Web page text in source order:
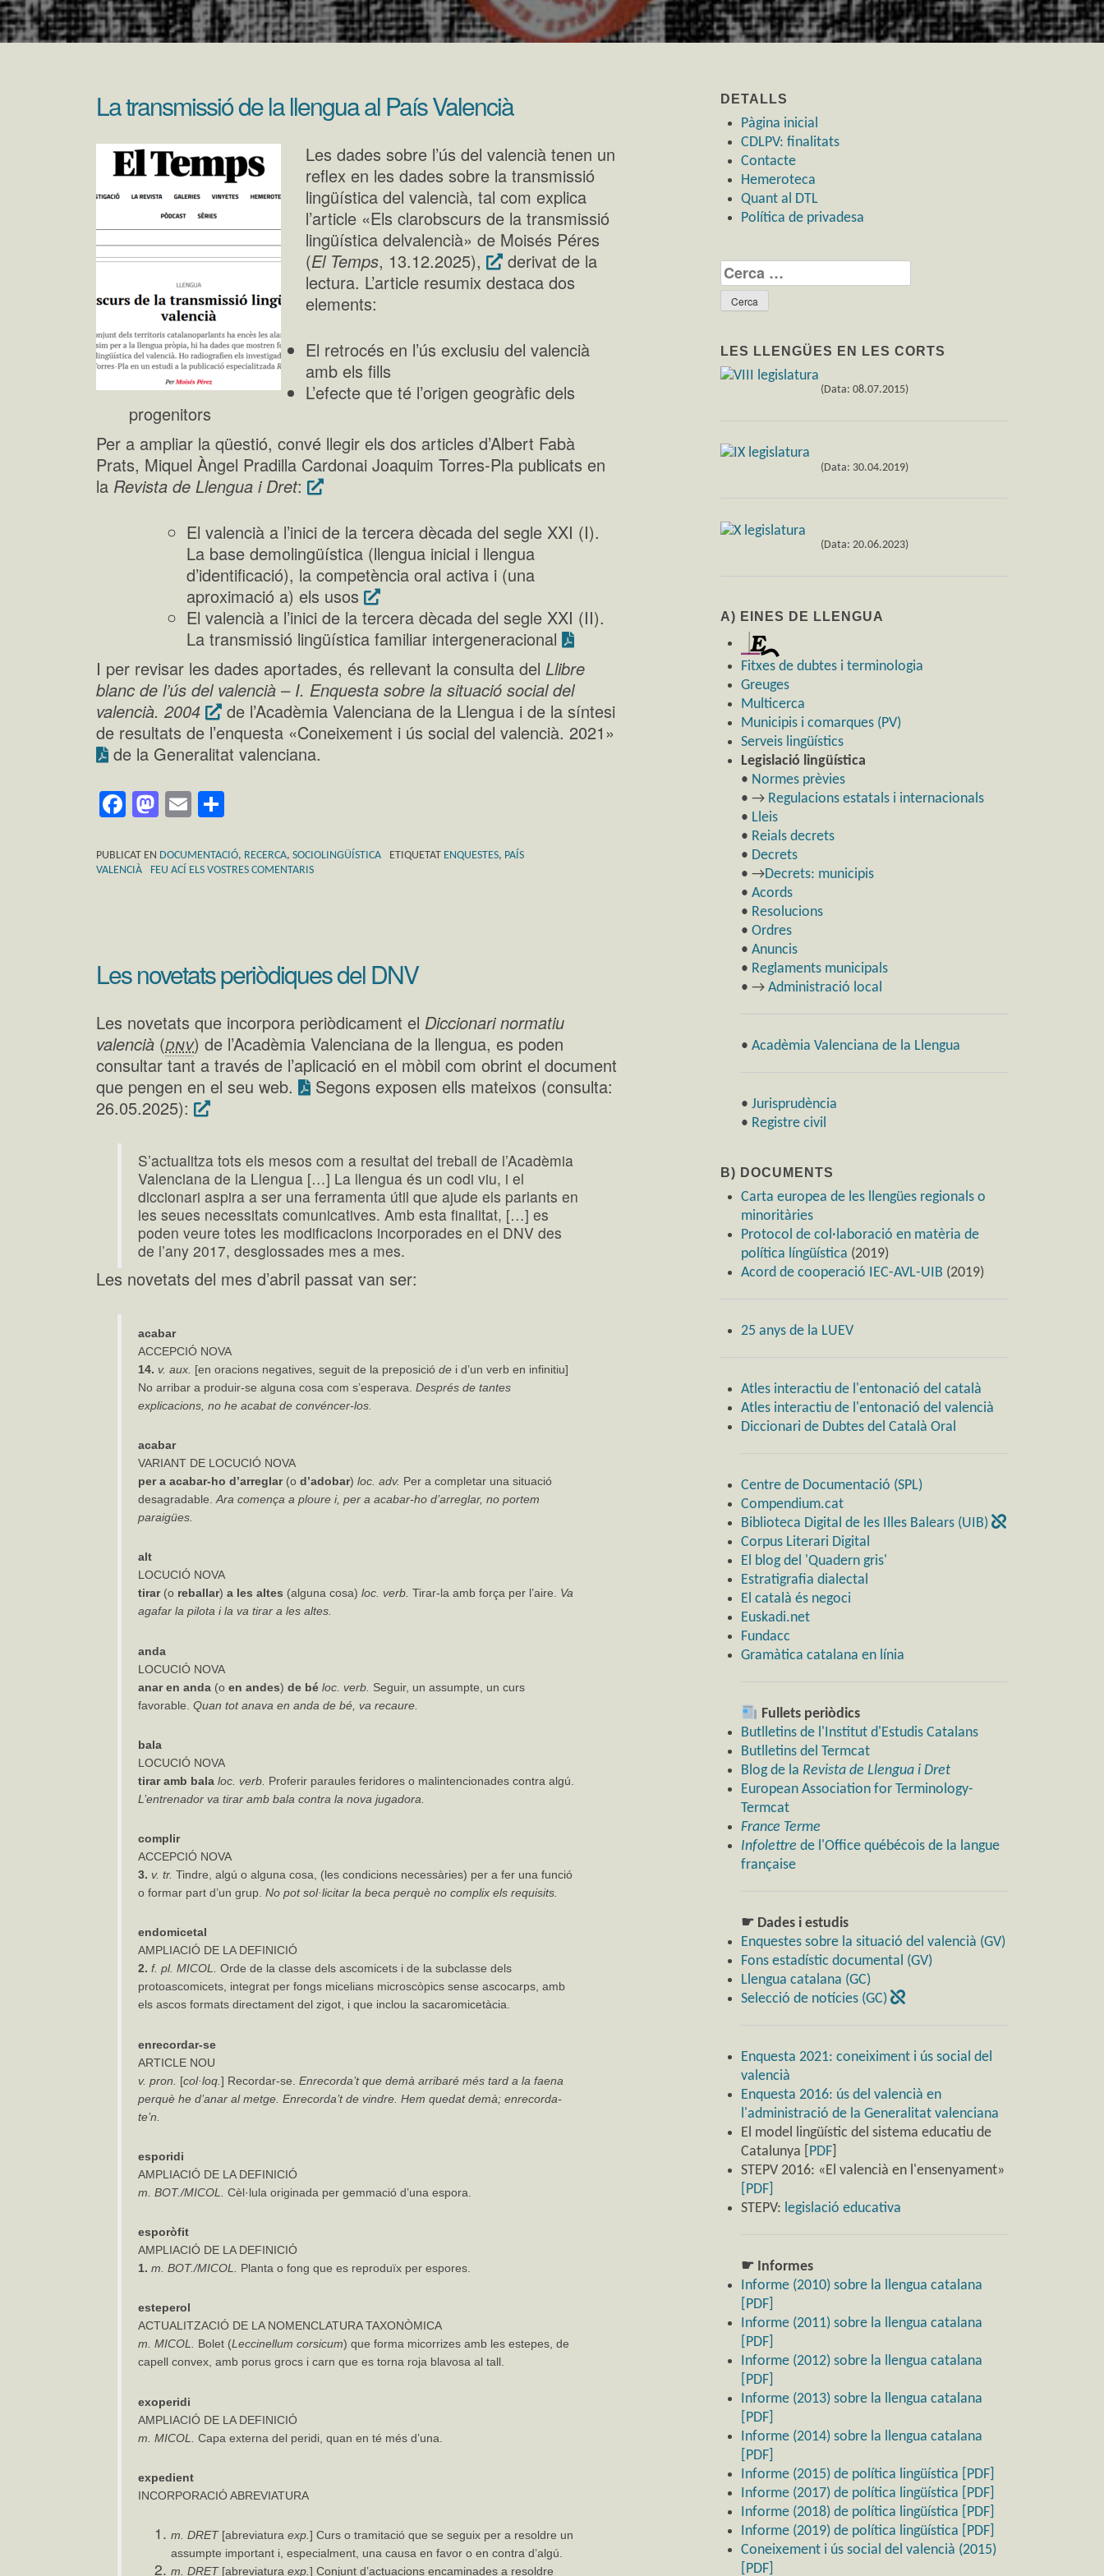
La transmissió de la llengua al País Valencià
Les dades sobre l’ús del valencià tenen un
reflex en les dades sobre la transmissió
lingüística del valencià, tal com explica
l’article «Els clarobscurs de la transmissió
lingüística delvalencià» de Moisés Péres
(El Temps, 13.12.2025),
derivat de la
lectura. L’article resumix destaca dos
elements:
El retrocés en l’ús exclusiu del valencià
amb els fills
L’efecte que té l’origen geogràfic dels
progenitors
Per a ampliar la qüestió, convé llegir els dos articles d’Albert Fabà
Prats, Miquel Àngel Pradilla Cardonai Joaquim Torres-Pla publicats en
la Revista de Llengua i Dret:
El valencià a l’inici de la tercera dècada del segle XXI (I).
La base demolingüística (llengua inicial i llengua
d’identificació), la competència oral activa i (una
aproximació a) els usos
El valencià a l’inici de la tercera dècada del segle XXI (II).
La transmissió lingüística familiar intergeneracional
I per revisar les dades aportades, és rellevant la consulta del Llibre
blanc de l’ús del valencià – I. Enquesta sobre la situació social del
valencià. 2004
de l’Acadèmia Valenciana de la Llengua i de la síntesi
de resultats de l’enquesta «Coneixement i ús social del valencià. 2021»
de la Generalitat valenciana.
Facebook
Mastodon
Email
PUBLICAT EN DOCUMENTACIÓ, RECERCA, SOCIOLINGÜÍSTICA ETIQUETAT ENQUESTES, PAÍS
VALENCIÀ
FEU ACÍ ELS VOSTRES COMENTARIS
Les novetats periòdiques del DNV
Les novetats que incorpora periòdicament el Diccionari normatiu
valencià (dnv) de l’Acadèmia Valenciana de la llengua, es poden
consultar tant a través de l’aplicació en el mòbil com obrint el document
que pengen en el seu web.
Segons exposen ells mateixos (consulta:
26.05.2025):
S’actualitza tots els mesos com a resultat del treball de l’Acadèmia
Valenciana de la Llengua […] La llengua és un codi viu, i el
diccionari aspira a ser una ferramenta útil que ajude els parlants en
les seues necessitats comunicatives. Amb esta finalitat, […] es
poden veure totes les modificacions incorporades en el DNV des
de l’any 2017, desglossades mes a mes.
Les novetats del mes d’abril passat van ser:
acabar
ACCEPCIÓ NOVA
14. v. aux. [en oracions negatives, seguit de la preposicióde i d’un verb en infinitiu]
No arribar a produir-se alguna cosa com s’esperava.Després de tantes
explicacions, no he acabat de convéncer-los.
acabar
VARIANT DE LOCUCIÓ NOVA
per a acabar-ho d’arreglar (od’adobar)loc. adv. Per a completar una situació
desagradable.Ara comença a ploure i, per a acabar-ho d’arreglar, no portem
paraigües.
alt
LOCUCIÓ NOVA
tirar (o reballar)a les altes (alguna cosa)loc. verb. Tirar-la amb força per l’aire. Va
agafar la pilota i la va tirar a les altes.
anda
LOCUCIÓ NOVA
anar en anda (oen andes)de bé loc. verb. Seguir, un assumpte, un curs
favorable.Quan tot anava en anda de bé, va recaure.
bala
LOCUCIÓ NOVA
tirar amb balaloc. verb. Proferir paraules feridores o malintencionades contra algú.
L’entrenador va tirar amb bala contra la nova jugadora.
complir
ACCEPCIÓ NOVA
3. v. tr. Tindre, algú o alguna cosa, (les condicions necessàries) per a fer una funció
o formar part d’un grup.No pot sol·licitar la beca perquè no complix els requisits.
endomicetal
AMPLIACIÓ DE LA DEFINICIÓ
2.f. pl. MICOL.Orde de la classe dels ascomicets i de la subclasse dels
protoascomicets, integrat per fongs micelians microscòpics sense ascocarps, amb
els ascos formats directament del zigot, i que inclou la sacaromicetàcia.
enrecordar-se
ARTICLE NOU
v. pron. [col·loq.] Recordar-se.Enrecorda’t que demà arribaré més tard a la faena
perquè he d’anar al metge. Enrecorda’t de vindre. Hem quedat demà; enrecorda-
te’n.
esporidi
AMPLIACIÓ DE LA DEFINICIÓ
m. BOT./MICOL. Cèl·lula originada per gemmació d’una espora.
esporòfit
AMPLIACIÓ DE LA DEFINICIÓ
1. m. BOT./MICOL. Planta o fong que es reproduïx per espores.
esteperol
ACTUALITZACIÓ DE LA NOMENCLATURA TAXONÒMICA
m. MICOL. Bolet (Leccinellum corsicum) que forma micorrizes amb les estepes, de
capell convex, amb porus grocs i carn que es torna roja blavosa al tall.
exoperidi
AMPLIACIÓ DE LA DEFINICIÓ
m. MICOL. Capa externa del peridi, quan en té més d’una.
expedient
INCORPORACIÓ ABREVIATURA
m. DRET [abreviaturaexp.] Curs o tramitació que se seguix per a resoldre un
assumpte important i, especialment, una causa en favor o en contra d’algú.
m. DRET [abreviaturaexp.] Conjunt d’actuacions encaminades a resoldre
DETALLS
Pàgina inicial
CDLPV: finalitats
Contacte
Hemeroteca
Quant al DTL
Política de privadesa
Cerca:
LES LLENGÜES EN LES CORTS
(Data: 08.07.2015)
(Data: 30.04.2019)
(Data: 20.06.2023)
A) EINES DE LLENGUA
Fitxes de dubtes i terminologia
Greuges
Multicerca
Municipis i comarques (PV)
Serveis lingüístics
Legislació lingüística
• Normes prèvies
• → Regulacions estatals i internacionals
• Lleis
• Reials decrets
• Decrets
• →Decrets: municipis
• Acords
• Resolucions
• Ordres
• Anuncis
• Reglaments municipals
• → Administració local
• Acadèmia Valenciana de la Llengua
• Jurisprudència
• Registre civil
B) DOCUMENTS
Carta europea de les llengües regionals o
minoritàries
Protocol de col·laboració en matèria de
política língüística (2019)
Acord de cooperació IEC-AVL-UIB (2019)
25 anys de la LUEV
Atles interactiu de l'entonació del català
Atles interactiu de l'entonació del valencià
Diccionari de Dubtes del Català Oral
Centre de Documentació (SPL)
Compendium.cat
Biblioteca Digital de les Illes Balears (UIB)
Corpus Literari Digital
El blog del 'Quadern gris'
Estratigrafia dialectal
El català és negoci
Euskadi.net
Fundacc
Gramàtica catalana en línia
Fullets periòdics
Butlletins de l'Institut d'Estudis Catalans
Butlletins del Termcat
Blog de la Revista de Llengua i Dret
European Association for Terminology-
Termcat
France Terme
Infolettre de l'Office québécois de la langue
française
☛ Dades i estudis
Enquestes sobre la situació del valencià (GV)
Fons estadístic documental (GV)
Llengua catalana (GC)
Selecció de notícies (GC)
Enquesta 2021: coneiximent i ús social del
valencià
Enquesta 2016: ús del valencià en
l'administració de la Generalitat valenciana
El model lingüístic del sistema educatiu de
Catalunya [
PDF
STEPV 2016: «El valencià en l'ensenyament»
[PDF]
STEPV: legislació educativa
☛ Informes
Informe (2010) sobre la llengua catalana
[PDF]
Informe (2011) sobre la llengua catalana
[PDF]
Informe (2012) sobre la llengua catalana
[PDF]
Informe (2013) sobre la llengua catalana
[PDF]
Informe (2014) sobre la llengua catalana
[PDF]
Informe (2015) de política lingüística [PDF]
Informe (2017) de política lingüística [PDF]
Informe (2018) de política lingüística [PDF]
Informe (2019) de política lingüística [PDF]
Coneixement i ús social del valencià (2015)
[PDF]